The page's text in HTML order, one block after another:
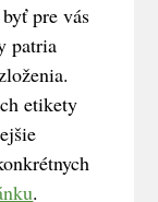
pre vás
patria
etikety
.